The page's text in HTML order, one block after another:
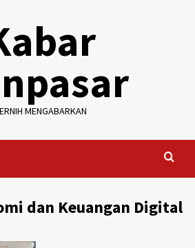
MENGABARKAN
dan Keuangan Digital